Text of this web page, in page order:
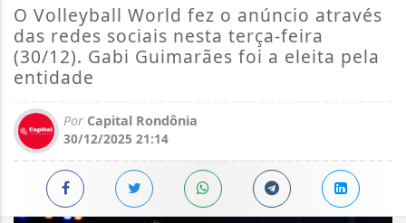
O Volleyball World fez o anúncio através
das redes sociais nesta terça-feira
(30/12). Gabi Guimarães foi a eleita pela
entidade
Por Capital Rondônia
30/12/2025 21:14